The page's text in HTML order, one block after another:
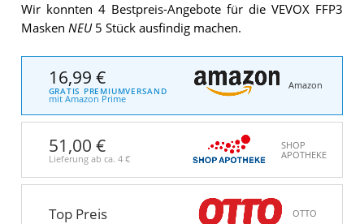
Wir konnten 4 Bestpreis-Angebote für die VEVOX FFP3
Masken NEU5 Stück ausfindig machen.
16,99 €
GRATIS PREMIUMVERSAND
mit Amazon Prime
Amazon
51,00 €
Lieferung ab ca. 4 €
SHOP
APOTHEKE
Top Preis OTTO